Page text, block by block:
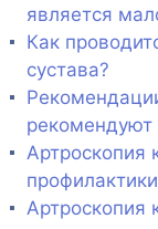
является
Как
сустава?
рекомендуют
Артроскопия
профилактики
Артроскопия